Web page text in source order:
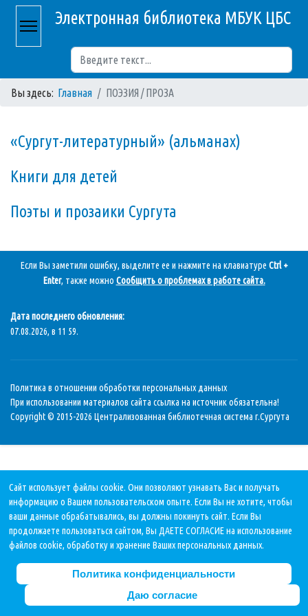
Электронная библиотека МБУК ЦБС
Вы здесь: Главная ПОЭЗИЯ / ПРОЗА
«Сургут-литературный» (альманах)
Книги для детей
Поэты и прозаики Сургута
Если Вы заметили ошибку, выделите ее и нажмите на клавиатуре Ctrl +
Enter, также можно Сообщить о проблемах в работе сайта.
Дата последнего обновления:
07.08.2026, в 11 59.
Политика в отношении обработки персональных данных
При использовании материалов сайта ссылка на источник обязательна!
Copyright © 2015-2026 Централизованная библиотечная система г.Сургута
Сайт использует файлы cookie. Они позволяют узнавать Вас и получать
информацию о Вашем пользовательском опыте. Если Вы не хотите, чтобы
ваши данные обрабатывались, вы должны покинуть сайт. Если Вы
продолжаете пользоваться сайтом, Вы ДАЕТЕ СОГЛАСИЕ на использование
файлов cookie, обработку и хранение Ваших персональных данных.
Политика конфиденциальности
Даю согласие